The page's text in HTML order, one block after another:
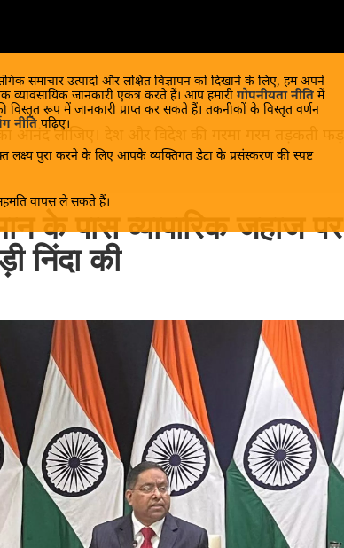
समाचार उत्पादों और लक्षित विज्ञापन को दिखाने के लिए, हम अपने
जानकारी एकत्र करते हैं। आप हमारी गोपनीयता नीति में
रूप में जानकारी प्राप्त कर सकते हैं। तकनीकों के विस्तृत वर्णन
नीति पढ़िए।
पुरा करने के लिए आपके व्यक्तिगत डेटा के प्रसंस्करण की स्पष्ट
वापस ले सकते हैं।
आनंद लीजिए। देश और विदेश की गरमा गरम तड़कती
के पास व्यापारिक जहाज पर
निंदा की